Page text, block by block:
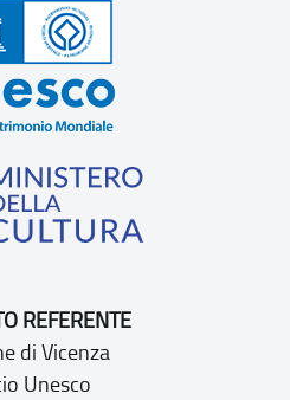
REFERENTE
di Vicenza
Unesco